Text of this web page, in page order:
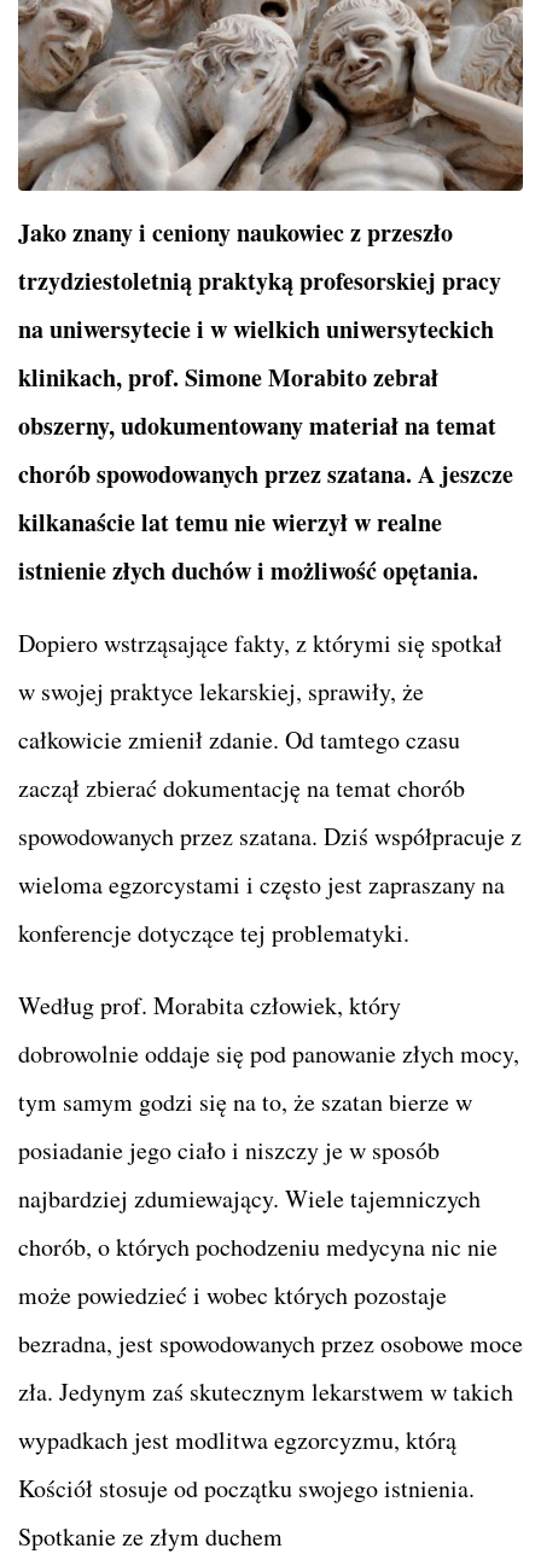
Jako znany i ceniony naukowiec z przeszło
trzydziestoletnią praktyką profesorskiej pracy
na uniwersytecie i w wielkich uniwersyteckich
klinikach, prof. Simone Morabito zebrał
obszerny, udokumentowany materiał na temat
chorób spowodowanych przez szatana. A jeszcze
kilkanaście lat temu nie wierzył w realne
istnienie złych duchów i możliwość opętania.
Dopiero wstrząsające fakty, z którymi się spotkał
w swojej praktyce lekarskiej, sprawiły, że
całkowicie zmienił zdanie. Od tamtego czasu
zaczął zbierać dokumentację na temat chorób
spowodowanych przez szatana. Dziś współpracuje z
wieloma egzorcystami i często jest zapraszany na
konferencje dotyczące tej problematyki.
Według prof. Morabita człowiek, który
dobrowolnie oddaje się pod panowanie złych mocy,
tym samym godzi się na to, że szatan bierze w
posiadanie jego ciało i niszczy je w sposób
najbardziej zdumiewający. Wiele tajemniczych
chorób, o których pochodzeniu medycyna nic nie
może powiedzieć i wobec których pozostaje
bezradna, jest spowodowanych przez osobowe moce
zła. Jedynym zaś skutecznym lekarstwem w takich
wypadkach jest modlitwa egzorcyzmu, którą
Kościół stosuje od początku swojego istnienia.
Spotkanie ze złym duchem